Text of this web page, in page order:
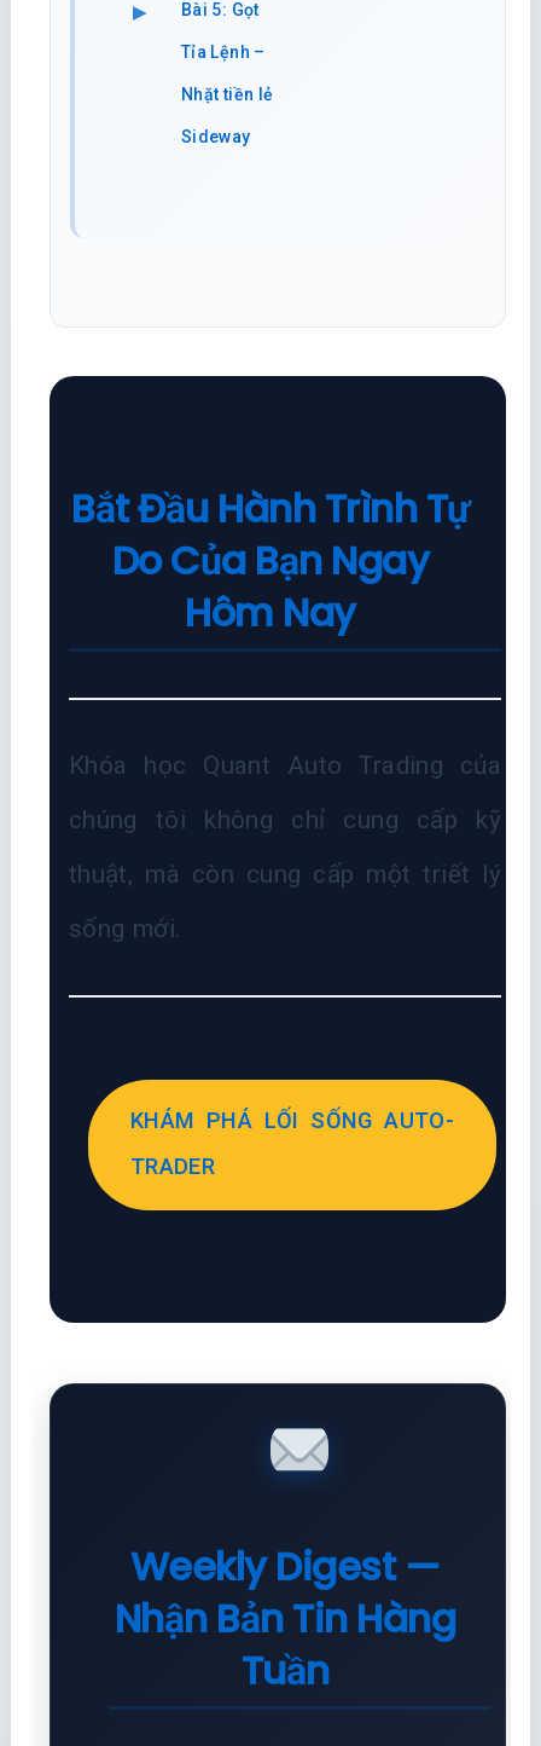
Bài 5: Gọt
Tỉa Lệnh –
Nhặt tiền lẻ
Sideway
Bắt Đầu Hành Trình Tự
Do Của Bạn Ngay
Hôm Nay
Khóa học Quant Auto Trading của
chúng tôi không chỉ cung cấp kỹ
thuật, mà còn cung cấp một triết lý
sống mới.
KHÁM PHÁ LỐI SỐNG AUTO-
TRADER
Weekly Digest —
Nhận Bản Tin Hàng
Tuần